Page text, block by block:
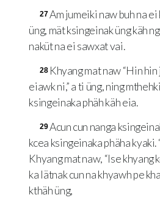
27Am jumeiki naw buh na ei
üng, mät ksingeinak üng käh
naküt na ei sawxat vai.
28 Khyang mat naw “Hin
eiawk ni,” a ti üng, ning
ksingeinaka phäh käh eia.
29Acun cun nanga
kcea ksingeinaka phäha kyaki.
Khyang mat naw, “Ise khyang
ka lätnak cun na khyawh pe
kthäh üng,